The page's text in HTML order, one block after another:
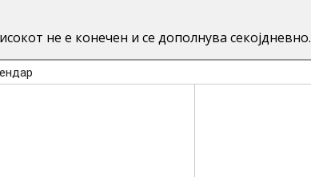
не е конечен и се дополнува секојдневно.